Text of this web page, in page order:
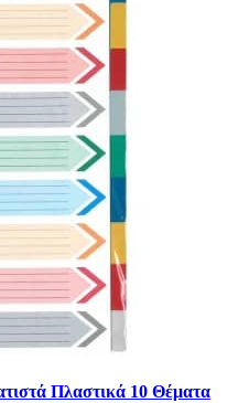
Πλαστικά 10 Θέματα